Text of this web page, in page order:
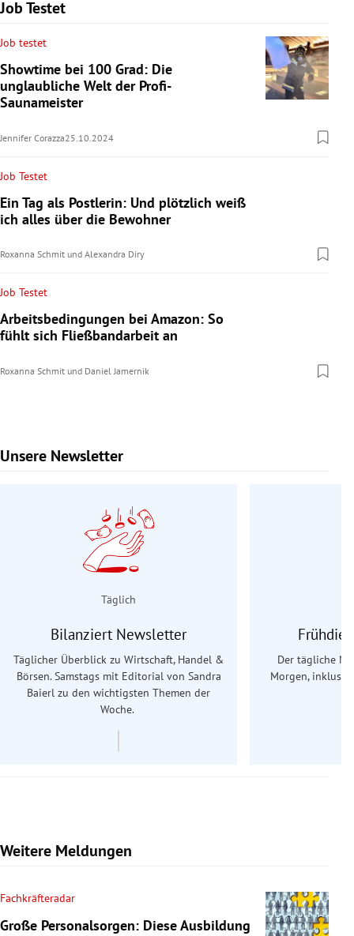
Job Testet
Job testet
Showtime bei 100 Grad: Die
unglaubliche Welt der Profi-
Saunameister
Jennifer Corazza25.10.2024
Job Testet
Ein Tag als Postlerin: Und plötzlich weiß
ich alles über die Bewohner
Roxanna Schmit und Alexandra Diry
Job Testet
Arbeitsbedingungen bei Amazon: So
fühlt sich Fließbandarbeit an
Roxanna Schmit und Daniel Jamernik
Unsere Newsletter
Slide 1 von 9
Täglich
Bilanziert Newsletter
Täglicher Überblick zu Wirtschaft, Handel &
Börsen. Samstags mit Editorial von Sandra
Baierl zu den wichtigsten Themen der
Woche.
Der tägliche
Morgen,
Weitere Meldungen
Fachkräfteradar
Große Personalsorgen: Diese Ausbildung